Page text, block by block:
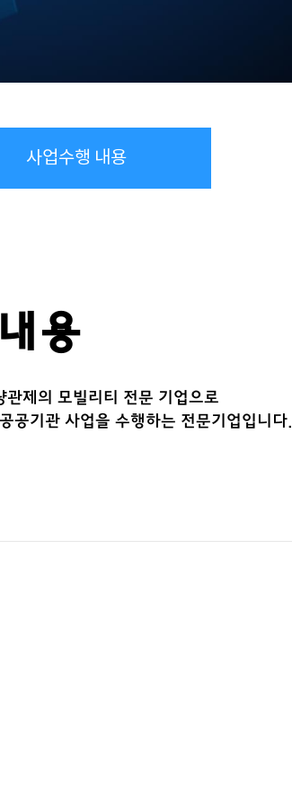
사업수행 내용
용
제의 모빌리티 전문 기업으로
공기관 사업을 수행하는 전문기업입니다.